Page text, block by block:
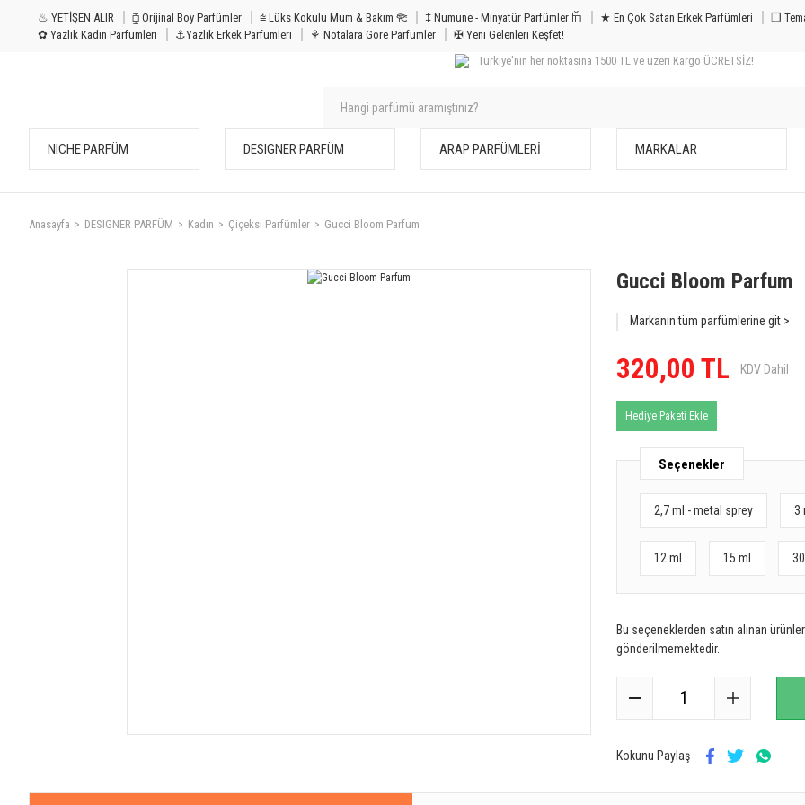
♨ YETİŞEN ALIR ⧮ Orijinal Boy Parfümler ⩭ Lüks Kokulu Mum & Bakım 𐦝 ‡ Numune - Minyatür Parfümler 𐙏 ★ En Çok Satan Erkek Parfümleri
❒
✿ Yazlık Kadın Parfümleri
⚓Yazlık Erkek Parfümleri ⚘ Notalara Göre Parfümler
✠ Yeni Gelenleri Keşfet!
Türkiye'nin her noktasına 1500 TL ve üzeri Kargo ÜCRETSİZ!
NICHE PARFÜM DESIGNER PARFÜM ARAP PARFÜMLERİ MARKALAR
Anasayfa DESIGNER PARFÜM Kadın Çiçeksi Parfümler Gucci Bloom Parfum
Gucci Bloom Parfum
Markanın tüm parfümlerine git >
320,00 TL KDV Dahil
Hediye Paketi Ekle
Seçenekler
2,7 ml - metal sprey 3
12 ml 15 ml
Bu seçeneklerden satın alınan
gönderilmemektedir.
Kokunu Paylaş